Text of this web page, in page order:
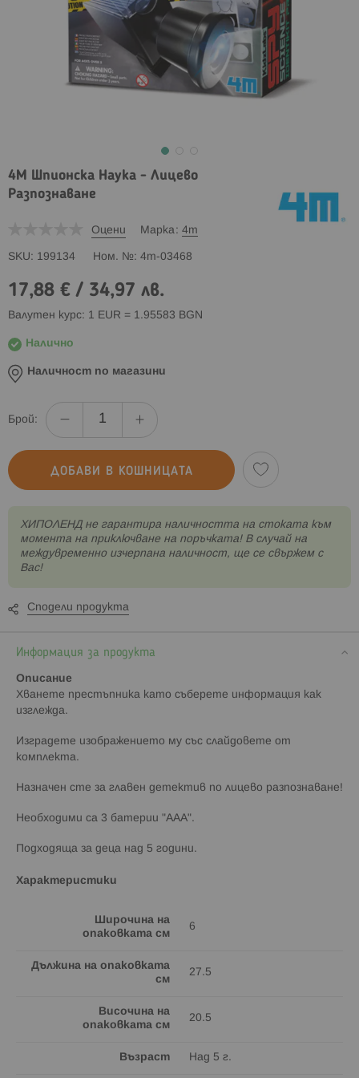
4M Шпионска Наука - Лицево
Разпознаване
Оцени Марка 4m
SKU 199134 Ном. № 4m-03468
17,88 € / 34,97 лв.
Валутен курс: 1 EUR = 1.95583 BGN
Налично
Наличност по магазини
Брой:
ДОБАВИ В КОШНИЦАТА
XИПОЛЕНД не гарантира наличността на стоката към
момента на приключване на поръчката! В случай на
междувременно изчерпана наличност, ще се свържем с
Вас!
Сподели продукта
Информация за продукта
Описание
Хванете престъпника като съберете информация как
изглежда.
Изградете изображението му със слайдовете от
комплекта.
Назначен сте за главен детектив по лицево разпознаване!
Необходими са 3 батерии "ААА".
Подходящa за деца над 5 години.
Характеристики
Широчина на
опаковката см
6
Дължина на опаковката
см
27.5
Височина на
опаковката см
20.5
Възраст Над 5 г.